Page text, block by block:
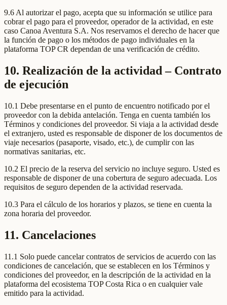
9.6 Al autorizar el pago, acepta que su información se utilice para
cobrar el pago para el proveedor, operador de la actividad, en este
caso Canoa Aventura S.A. Nos reservamos el derecho de hacer que
la función de pago o los métodos de pago individuales en la
plataforma TOP CR dependan de una verificación de crédito.
10. Realización de la actividad – Contrato
de ejecución
10.1 Debe presentarse en el punto de encuentro notificado por el
proveedor con la debida antelación. Tenga en cuenta también los
Términos y condiciones del proveedor. Si viaja a la actividad desde
el extranjero, usted es responsable de disponer de los documentos de
viaje necesarios (pasaporte, visado, etc.), de cumplir con las
normativas sanitarias, etc.
10.2 El precio de la reserva del servicio no incluye seguro. Usted es
responsable de disponer de una cobertura de seguro adecuada. Los
requisitos de seguro dependen de la actividad reservada.
10.3 Para el cálculo de los horarios y plazos, se tiene en cuenta la
zona horaria del proveedor.
11. Cancelaciones
11.1 Solo puede cancelar contratos de servicios de acuerdo con las
condiciones de cancelación, que se establecen en los Términos y
condiciones del proveedor, en la descripción de la actividad en la
plataforma del ecosistema TOP Costa Rica o en cualquier vale
emitido para la actividad.